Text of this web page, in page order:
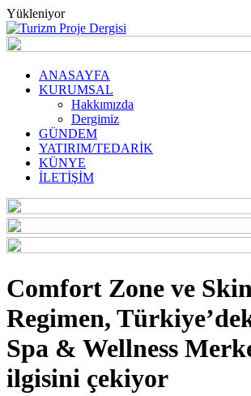
Yükleniyor
ANASAYFA
KURUMSAL
Hakkımızda
Dergimiz
GÜNDEM
YATIRIM/TEDARİK
KÜNYE
İLETİŞİM
Comfort Zone ve
Regimen,
Spa & Wellness
ilgisini çekiyor